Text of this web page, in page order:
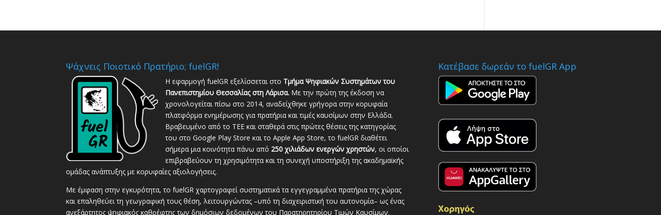
Ψάχνεις Ποιοτικό Πρατήριο; fuelGR!
Η εφαρμογή fuelGR εξελίσσεται στο Τμήμα Ψηφιακών Συστημάτων του
Πανεπιστημίου Θεσσαλίας στη Λάρισα. Με την πρώτη της έκδοση να
χρονολογείται πίσω στο 2014, αναδείχθηκε γρήγορα στην κορυφαία
πλατφόρμα ενημέρωσης για πρατήρια και τιμές καυσίμων στην Ελλάδα.
Βραβευμένο από το ΤΕΕ και σταθερά στις πρώτες θέσεις της κατηγορίας
του στο Google Play Store και το Apple App Store, το fuelGR διαθέτει
σήμερα μια κοινότητα πάνω από 250 χιλιάδων ενεργών χρηστών, οι οποίοι
επιβραβεύουν τη χρησιμότητα και τη συνεχή υποστήριξη της ακαδημαϊκής
ομάδας ανάπτυξης με κορυφαίες αξιολογήσεις.
Με έμφαση στην εγκυρότητα, το fuelGR χαρτογραφεί συστηματικά τα εγγεγραμμένα πρατήρια της χώρας
και επαληθεύει τη γεωγραφική τους θέση, λειτουργώντας –υπό τη διαχειριστική του αυτονομία– ως ένας
ανεξάρτητος ψηφιακός καθρέφτης των δημόσιων δεδομένων του Παρατηρητηρίου Τιμών Καυσίμων.
Κατέβασε δωρεάν το fuelGR App